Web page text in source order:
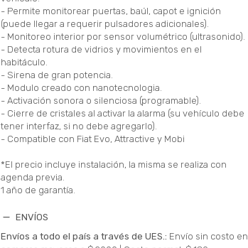
- Permite monitorear puertas, baúl, capot e ignición
(puede llegar a requerir pulsadores adicionales).
- Monitoreo interior por sensor volumétrico (ultrasonido).
- Detecta rotura de vidrios y movimientos en el
habitáculo.
- Sirena de gran potencia.
- Modulo creado con nanotecnologia.
- Activación sonora o silenciosa (programable).
- Cierre de cristales al activar la alarma (su vehículo debe
tener interfaz, si no debe agregarlo).
- Compatible con Fiat Evo, Attractive y Mobi
*El precio incluye instalación, la misma se realiza con
agenda previa.
1 año de garantía.
ENVÍOS
Envíos a todo el país a través de UES.: Envío sin costo en